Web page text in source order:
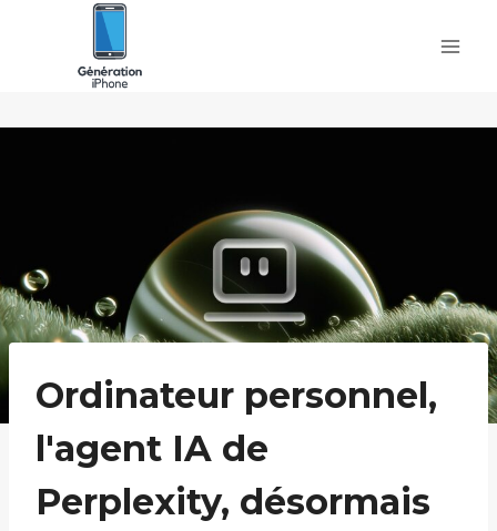
Ordinateur personnel,
l'agent IA de
Perplexity, désormais